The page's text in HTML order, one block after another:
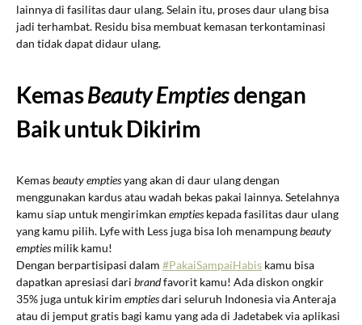
lainnya di fasilitas daur ulang. Selain itu, proses daur ulang bisa
jadi terhambat. Residu bisa membuat kemasan terkontaminasi
dan tidak dapat didaur ulang.
KemasBeauty Emptiesdengan
Baik untuk Dikirim
Kemasbeauty emptiesyang akan di daur ulang dengan
menggunakan kardus atau wadah bekas pakai lainnya. Setelahnya
kamu siap untuk mengirimkan emptieskepada fasilitas daur ulang
yang kamu pilih. Lyfe with Less juga bisa loh menampungbeauty
emptiesmilik kamu!
Dengan berpartisipasi dalam #PakaiSampaiHabis kamu bisa
dapatkan apresiasi dari brandfavorit kamu! Ada diskon ongkir
35% juga untuk kirim emptiesdari seluruh Indonesia via Anteraja
atau di jemput gratis bagi kamu yang ada di Jadetabek via aplikasi